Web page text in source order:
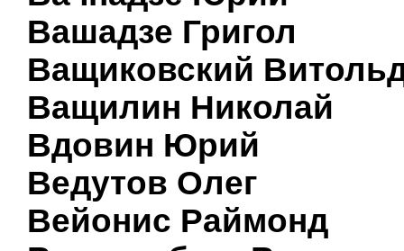
Вашадзе Григол
Ващиковский
Ващилин Николай
Вдовин Юрий
Ведутов Олег
Вейонис Раймонд